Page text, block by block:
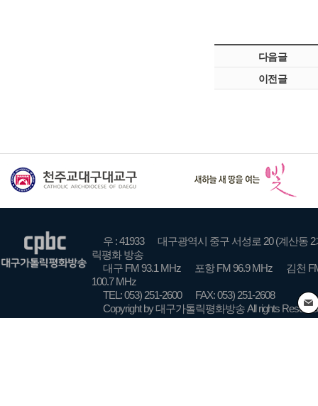
다음글
이전글
우 : 41933
대구광역시 중구 서성로 20 (계산동 2
릭평화 방송
대구 FM 93.1 MHz
포항 FM 96.9 MHz
김천
100.7 MHz
TEL: 053) 251-2600
FAX: 053) 251-2608
Copyright by 대구가톨릭평화방송 All rights